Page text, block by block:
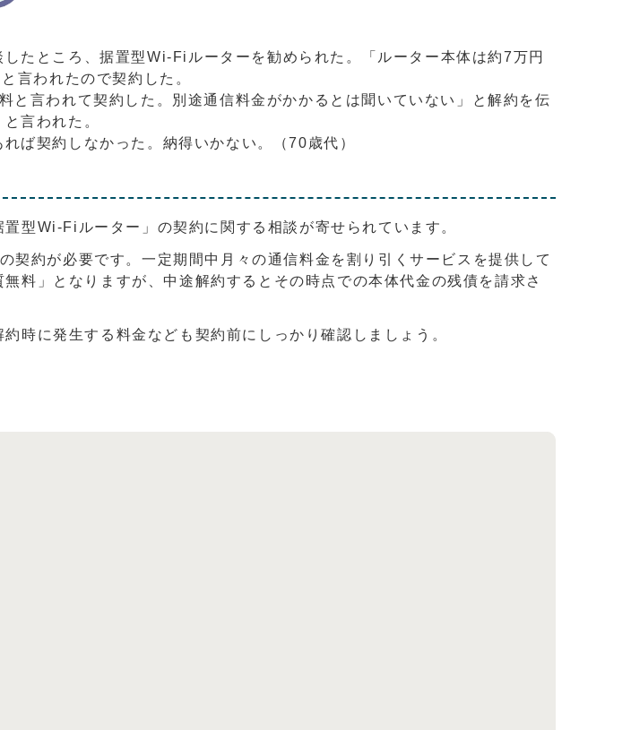
たところ、据置型Wi-Fiルーターを勧められた。「ルーター本体は約7万円
言われたので契約した。
言われて契約した。別途通信料金がかかるとは聞いていない」と解約を伝
言われた。
ば契約しなかった。納得いかない。（70歳代）
型Wi-Fiルーター」の契約に関する相談が寄せられています。
約が必要です。一定期間中月々の通信料金を割り引くサービスを提供して
料」となりますが、中途解約するとその時点での本体代金の残債を請求さ
時に発生する料金なども契約前にしっかり確認しましょう。